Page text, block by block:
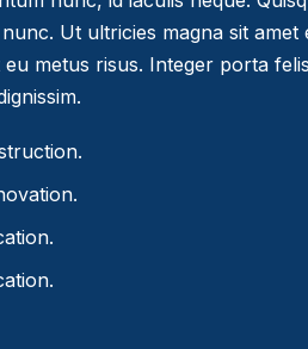
Ut ultricies magna sit amet
metus risus. Integer porta